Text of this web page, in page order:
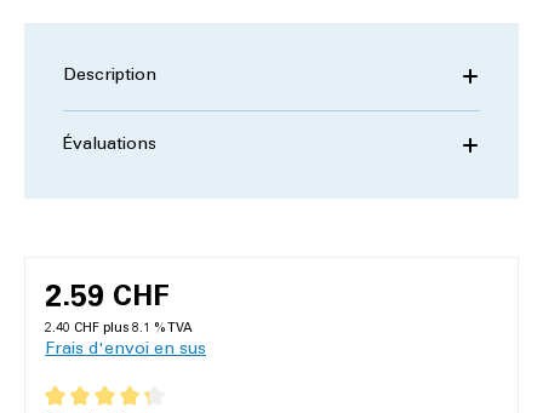
Description
Évaluations
2.59 CHF
2.40 CHF plus 8.1 % TVA
Frais d'envoi en sus